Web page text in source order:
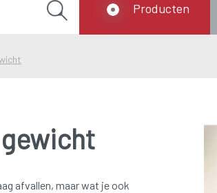
Producten
afvallen, maar wat je ook